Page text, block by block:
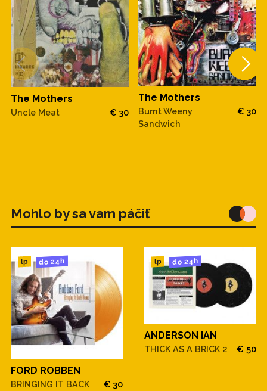
The Mothers
Uncle Meat € 30
The Mothers
Burnt Weeny
Sandwich
€ 30
Mohlo by sa vam páčiť
lp do 24h
FORD ROBBEN
BRINGING IT BACK
€ 30
lp do 24h
ANDERSON IAN
THICK AS A BRICK 2 € 50